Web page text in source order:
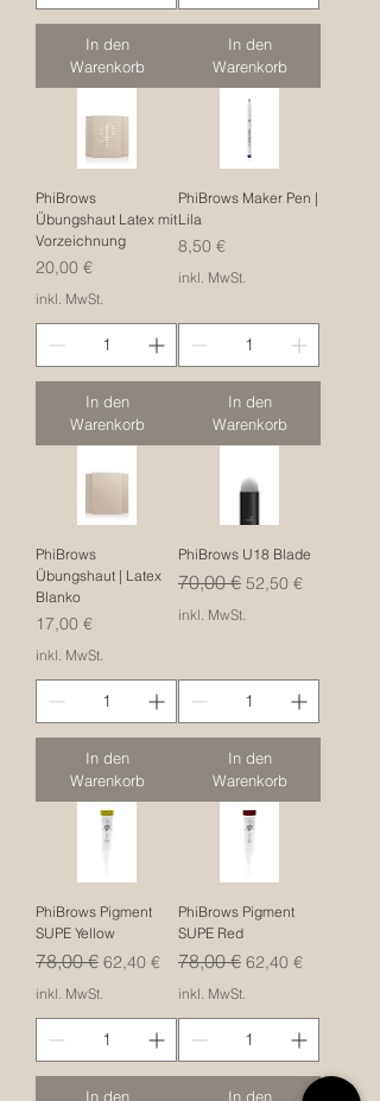
In den
Warenkorb
In den
Warenkorb
PhiBrows
Übungshaut Latex mit
Vorzeichnung
Preis
20,00 €
inkl. MwSt.
In den
Warenkorb
PhiBrows Maker Pen |
Lila
Preis
8,50 €
inkl. MwSt.
In den
Warenkorb
PhiBrows
Übungshaut | Latex
Blanko
Preis
17,00 €
inkl. MwSt.
In den
Warenkorb
PhiBrows U18 Blade
Standardpreis
70,00 € Sale-Preis
52,50 €
inkl. MwSt.
In den
Warenkorb
PhiBrows Pigment
SUPE Yellow
Standardpreis
78,00 € Sale-Preis
62,40 €
inkl. MwSt.
In den
PhiBrows Pigment
SUPE Red
Standardpreis
78,00 € Sale-Preis
62,40 €
inkl. MwSt.
In den